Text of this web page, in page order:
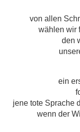
von allen
wählen wir
den
ein
jene tote Sprache
wenn der